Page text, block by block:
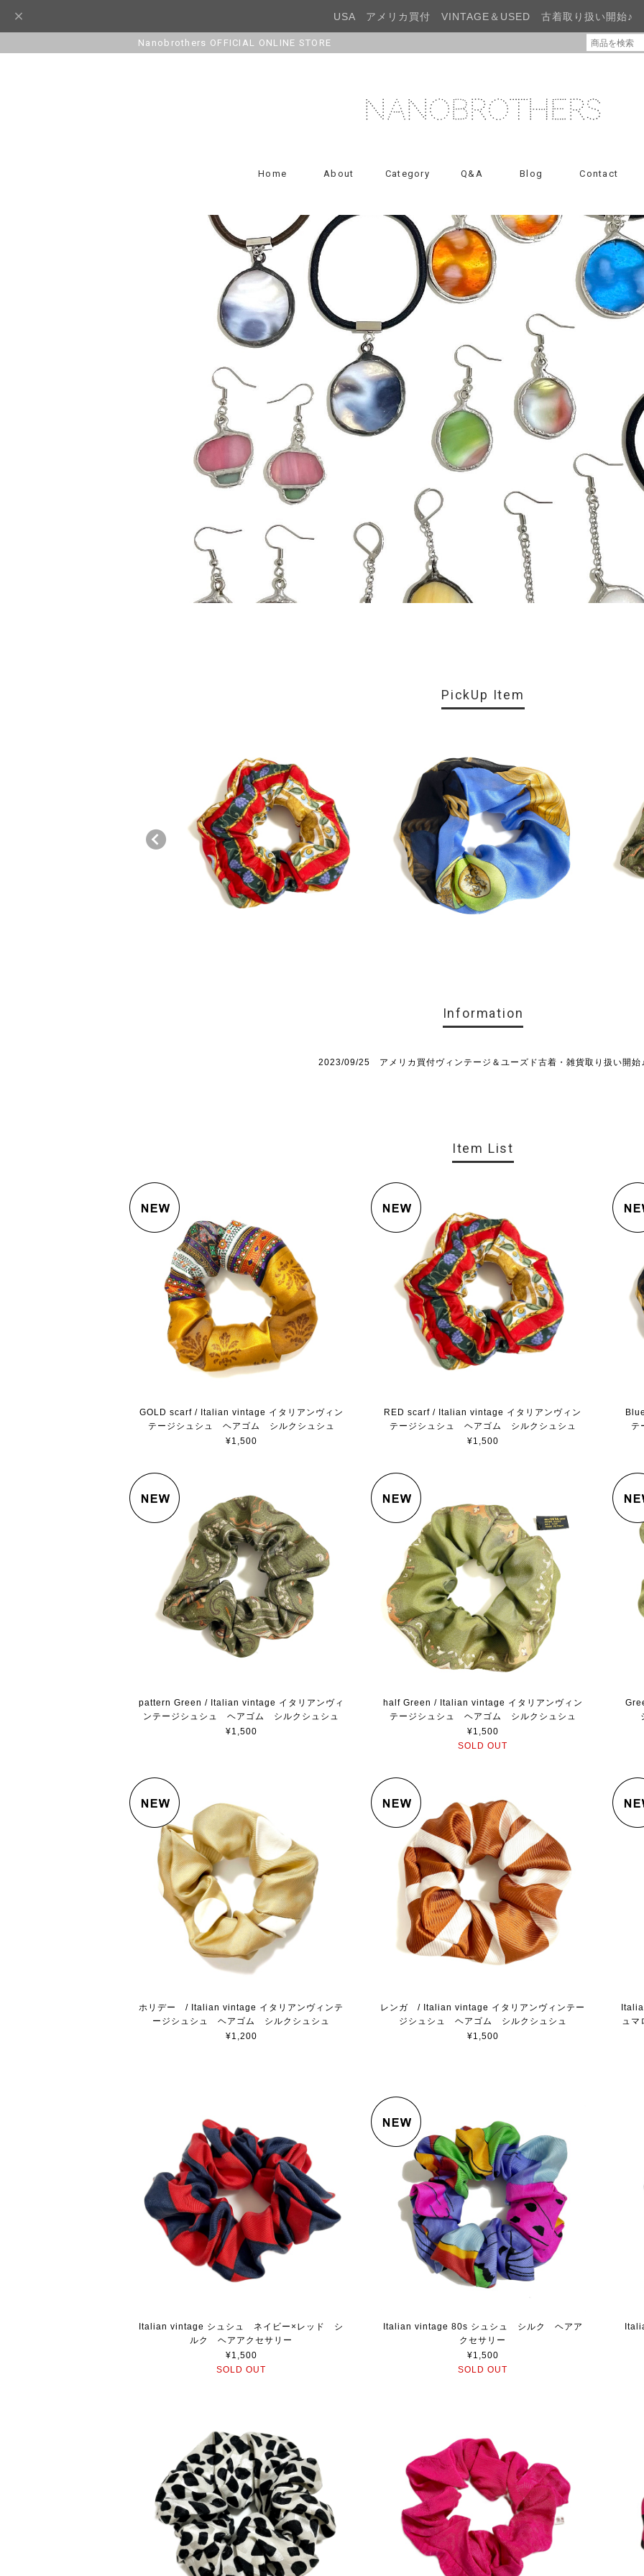
USA アメリカ買付 VINTAGE＆USED 古着取り扱い開始♪
Nanobrothers OFFICIAL ONLINE STORE
Home About Category Q&A Blog Contact
PickUp Item
Information
2023/09/25 アメリカ買付ヴィンテージ＆ユーズド古着・雑貨取り扱い開始
Item List
GOLD scarf / Italian vintage イタリアンヴィン
テージシュシュ ヘアゴム シルクシュシュ
¥1,500
RED scarf / Italian vintage イタリアンヴィン
テージシュシュ ヘアゴム シルクシュシュ
¥1,500
テ
pattern Green / Italian vintage イタリアンヴィ
ンテージシュシュ ヘアゴム シルクシュシュ
¥1,500
half Green / Italian vintage イタリアンヴィン
テージシュシュ ヘアゴム シルクシュシュ
¥1,500
SOLD OUT
ホリデー / Italian vintage イタリアンヴィンテ
ージシュシュ ヘアゴム シルクシュシュ
¥1,200
レンガ / Italian vintage イタリアンヴィンテー
ジシュシュ ヘアゴム シルクシュシュ
¥1,500
ュ
Italian vintage シュシュ ネイビー×レッド シ
ルク ヘアアクセサリー
¥1,500
SOLD OUT
Italian vintage 80s シュシュ シルク ヘアア
クセサリー
¥1,500
SOLD OUT